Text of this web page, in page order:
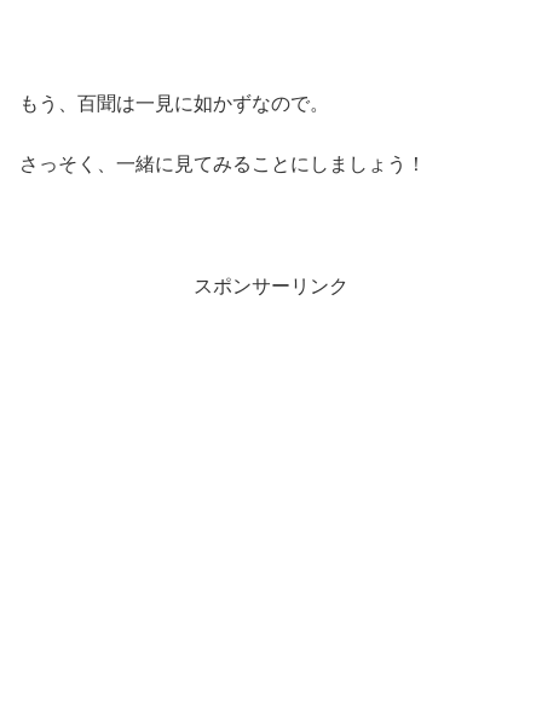
もう、百聞は一見に如かずなので。
さっそく、一緒に見てみることにしましょう！
スポンサーリンク